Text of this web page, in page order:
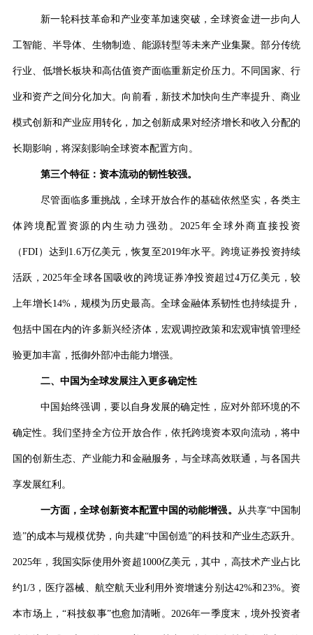
新一轮科技革命和产业变革加速突破，全球资金进一步向人
工智能、半导体、生物制造、能源转型等未来产业集聚。部分传统
行业、低增长板块和高估值资产面临重新定价压力。不同国家、行
业和资产之间分化加大。向前看，新技术加快向生产率提升、商业
模式创新和产业应用转化，加之创新成果对经济增长和收入分配的
长期影响，将深刻影响全球资本配置方向。
第三个特征：资本流动的韧性较强。
尽管面临多重挑战，全球开放合作的基础依然坚实，各类主
体跨境配置资源的内生动力强劲。2025年全球外商直接投资
（FDI ）达到 1.6万亿美元，恢复至2019年水平。跨境证券投资持续
活跃，2025年全球各国吸收的跨境证券净投资超过4万亿美元，较
上年增长14% ，规模为历史最高。全球金融体系韧性也持续提升，
包括中国在内的许多新兴经济体，宏观调控政策和宏观审慎管理经
验更加丰富，抵御外部冲击能力增强。
二、中国为全球发展注入更多确定性
中国始终强调，要以自身发展的确定性，应对外部环境的不
确定性。我们坚持全方位开放合作，依托跨境资本双向流动，将中
国的创新生态、产业能力和金融服务，与全球高效联通，与各国共
享发展红利。
一方面，全球创新资本配置中国的动能增强。 从共享“中国制
造”的成本与规模优势，向共建“中国创造”的科技和产业生态跃升。
2025年，我国实际使用外资超1000亿美元，其中，高技术产业占比
约1/3 ，医疗器械、航空航天业利用外资增速分别达42%和 23%。资
本市场上，“科技叙事”也愈加清晰。 2026年一季度末，境外投资者